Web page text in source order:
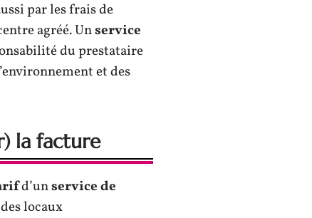
par les frais de
agréé. Unservice
du prestataire
et des
la facture
d’unservice de
locaux